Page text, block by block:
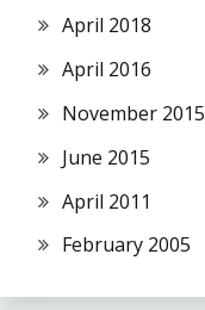
April 2018
April 2016
November 2015
June 2015
April 2011
February 2005